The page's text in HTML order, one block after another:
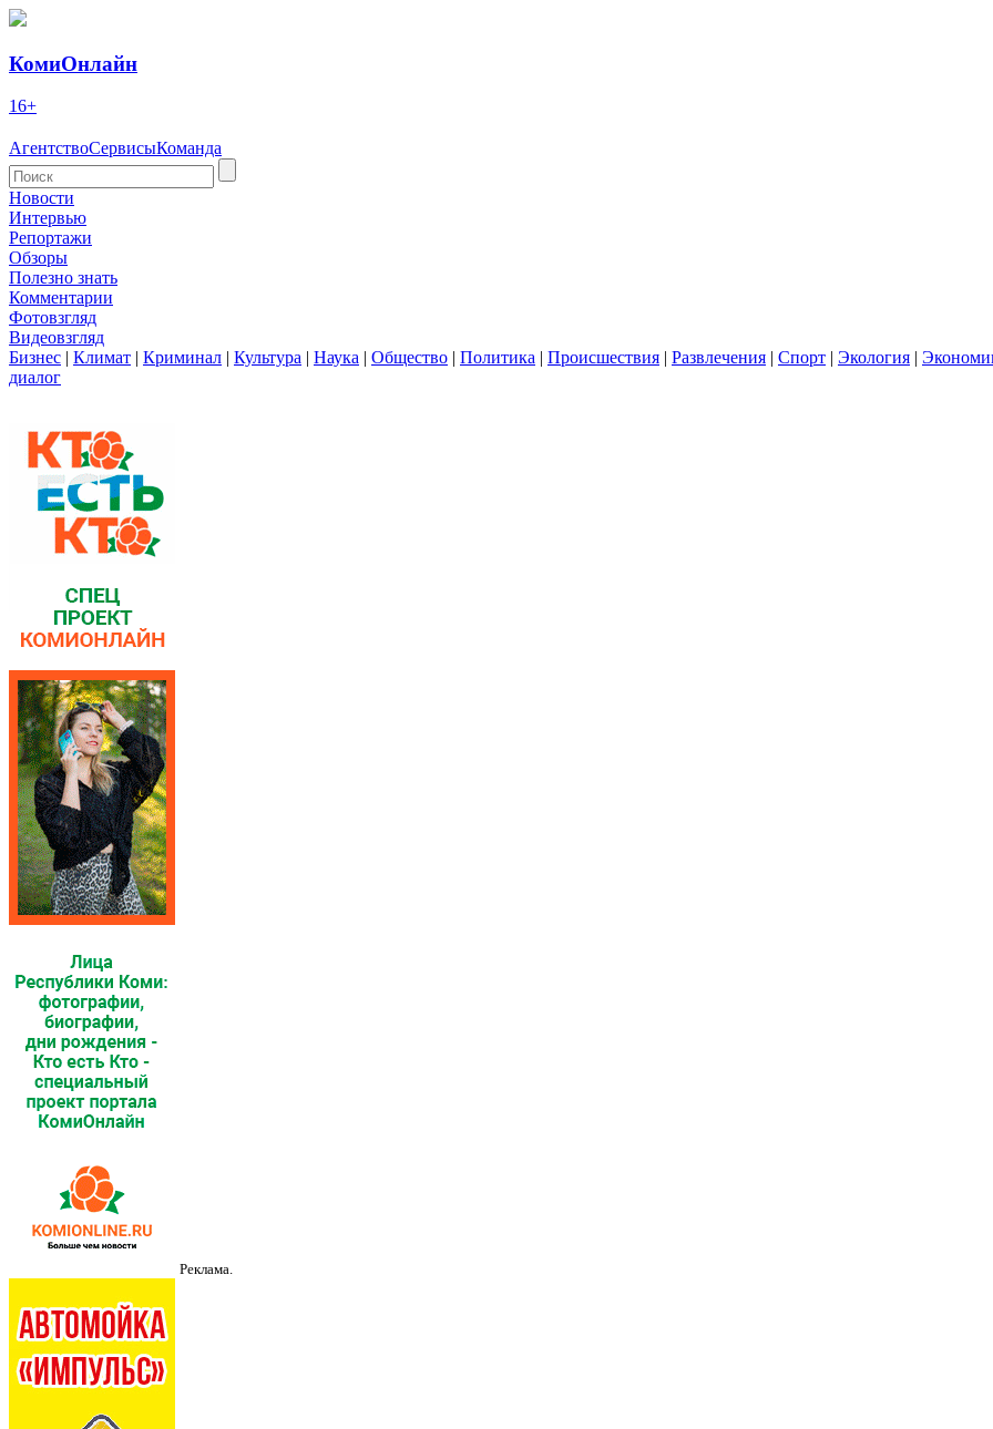
КомиОнлайн
16+
АгентствоСервисыКоманда
Новости
Интервью
Репортажи
Обзоры
Полезно знать
Комментарии
Фотовзгляд
Видеовзгляд
Бизнес | Климат | Криминал | Культура | Наука | Общество | Политика | Происшествия | Развлечения | Спорт | Экология |
диалог
Реклама.